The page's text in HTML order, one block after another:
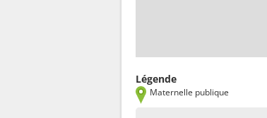
Légende
Maternelle publique